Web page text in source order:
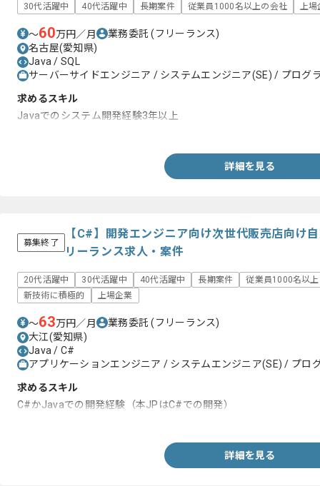
30代活躍中 40代活躍中 長期案件 従業員1000名以上の会社 上場
〜60万円／月 業務委託(フリーランス)
名古屋(愛知県)
Java / SQL
サーバーサイドエンジニア / システムエンジニア(SE) / プログ
求めるスキル
Javaでのシステム開発経験3年以上
詳細を見る
募集終了
【C#】開発エンジニア向け次世代販売店向け
リーランス求人・案件
20代活躍中 30代活躍中 40代活躍中 長期案件
従業員1000名以
新技術に積極的
上場企業
〜63万円／月 業務委託(フリーランス)
大江(愛知県)
Java / C#
アプリケーションエンジニア / システムエンジニア(SE) / プロ
求めるスキル
C#かJavaでの開発経験（本JPはC#での開発）
詳細を見る